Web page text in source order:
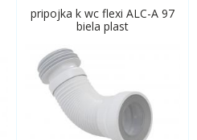
pripojka k wc flexi ALC-A 97
biela plast